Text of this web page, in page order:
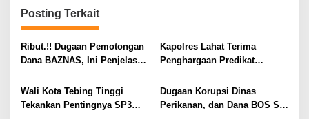
a
s
i
p
o
s
Posting Terkait
Ribut.!! Dugaan Pemotongan
Dana BAZNAS, Ini Penjelasan
Kapolres Lahat Terima
Penghargaan Predikat
Sumsel Tahun 2026
Wali Kota Tebing Tinggi
Tekankan Pentingnya SP3
Dugaan Korupsi Dinas
Perikanan, dan Dana BOS SD